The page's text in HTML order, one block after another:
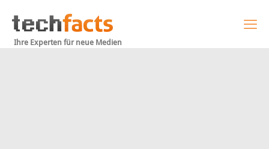
Ihre Experten für neue Medien